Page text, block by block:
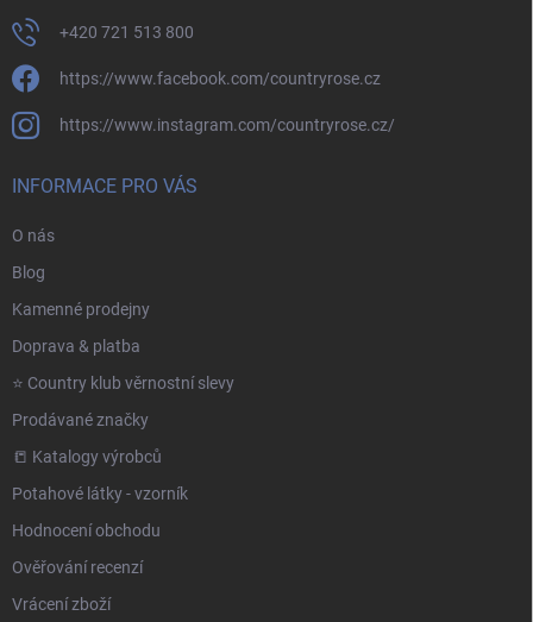
+420 721 513 800
https://www.facebook.com/countryrose.cz
https://www.instagram.com/countryrose.cz/
INFORMACE PRO VÁS
O nás
Blog
Kamenné prodejny
Doprava & platba
⭐️ Country klub věrnostní slevy
Prodávané značky
📒 Katalogy výrobců
Potahové látky - vzorník
Hodnocení obchodu
Ověřování recenzí
Vrácení zboží